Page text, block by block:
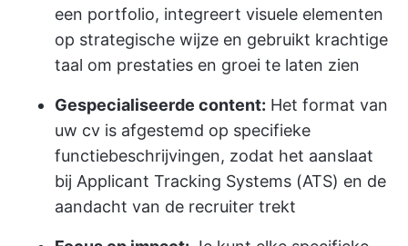
een portfolio, integreert visuele elementen
op strategische wijze en gebruikt krachtige
taal om prestaties en groei te laten zien
Gespecialiseerde content: Het format van
uw cv is afgestemd op specifieke
functiebeschrijvingen, zodat het aanslaat
bij Applicant Tracking Systems (ATS) en de
aandacht van de recruiter trekt